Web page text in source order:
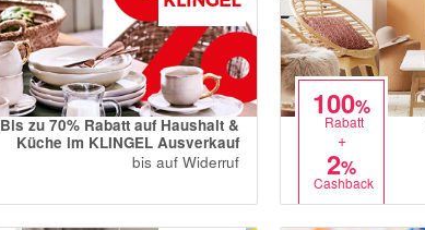
Bis zu 70% Rabatt auf Haushalt &
Küche im KLINGEL Ausverkauf
bis auf Widerruf
100%
Rabatt
+
2%
Cashback